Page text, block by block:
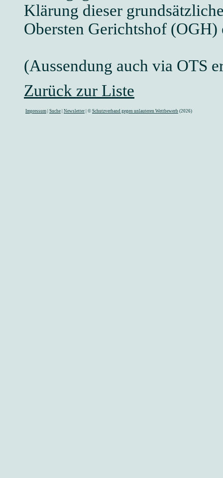
Klärung dieser
Obersten Gerichtshof (OGH)
(Aussendung auch via OTS
Zurück zur Liste
Impressum Suche Newsletter | © Schutzverband gegen unlauteren Wettbewerb (2026)